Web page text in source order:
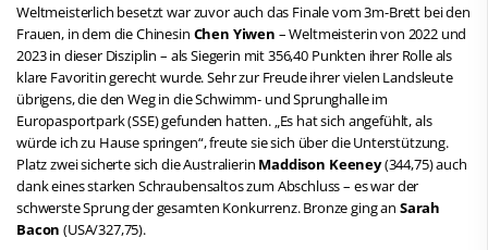
Weltmeisterlich besetzt war zuvor auch das Finale vom 3m-Brett bei den
Frauen, in dem die Chinesin Chen Yiwen – Weltmeisterin von 2022 und
2023 in dieser Disziplin – als Siegerin mit 356,40 Punkten ihrer Rolle als
klare Favoritin gerecht wurde. Sehr zur Freude ihrer vielen Landsleute
übrigens, die den Weg in die Schwimm- und Sprunghalle im
Europasportpark (SSE) gefunden hatten. „Es hat sich angefühlt, als
würde ich zu Hause springen“, freute sie sich über die Unterstützung.
Platz zwei sicherte sich die Australierin Maddison Keeney(344,75) auch
dank eines starken Schraubensaltos zum Abschluss – es war der
schwerste Sprung der gesamten Konkurrenz. Bronze ging an Sarah
Bacon(USA/327,75).